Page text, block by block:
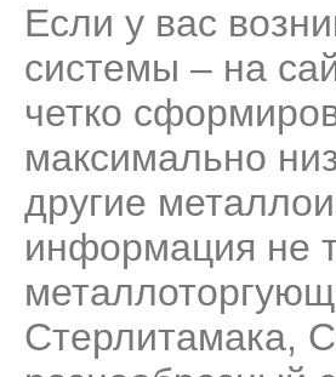
Если у вас
системы – на
четко
максимально
другие
информация не
Стерлитамака,